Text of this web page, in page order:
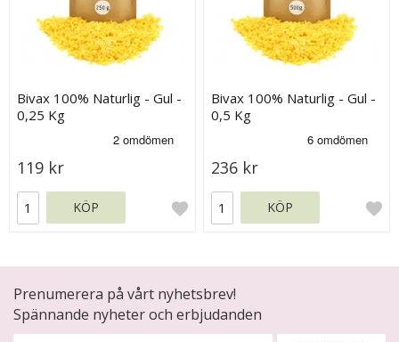
Bivax 100% Naturlig - Gul -
0,25 Kg
119 kr
KÖP
Bivax 100% Naturlig - Gul -
0,5 Kg
236 kr
KÖP
Prenumerera på vårt nyhetsbrev!
Spännande nyheter och erbjudanden